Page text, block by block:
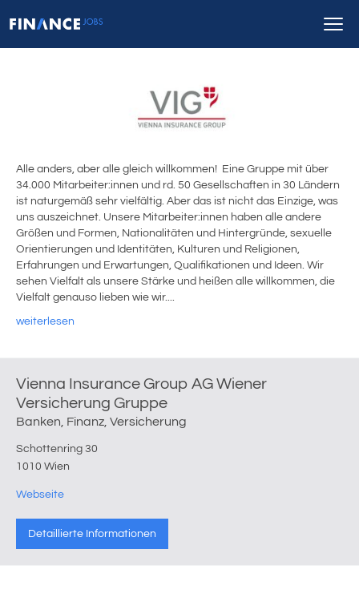
Alle anders, aber alle gleich willkommen! Eine Gruppe mit über
34.000 Mitarbeiter:innen und rd. 50 Gesellschaften in 30 Ländern
ist naturgemäß sehr vielfältig. Aber das ist nicht das Einzige, was
uns auszeichnet. Unsere Mitarbeiter:innen haben alle andere
Größen und Formen, Nationalitäten und Hintergründe, sexuelle
Orientierungen und Identitäten, Kulturen und Religionen,
Erfahrungen und Erwartungen, Qualifikationen und Ideen. Wir
sehen Vielfalt als unsere Stärke und heißen alle willkommen, die
Vielfalt genauso lieben wie wir....
weiterlesen
Vienna Insurance Group AG Wiener
Versicherung Gruppe
Banken, Finanz, Versicherung
Schottenring 30
1010 Wien
Webseite
Detaillierte Informationen